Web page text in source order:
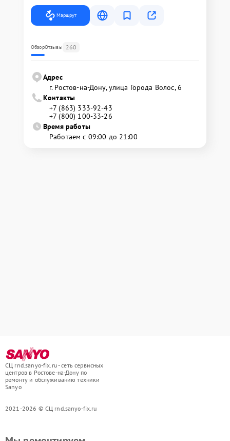
Маршрут
ОбзорОтзывы 260
Адрес
г. Ростов-на-Дону, улица Города Волос, 6
Контакты
+7 (863) 333-92-43
+7 (800) 100-33-26
Время работы
Работаем с 09:00 до 21:00
СЦ rnd.sanyo-fix.ru - сеть сервисных
центров в Ростове-на-Дону по
ремонту и обслуживанию техники
Sanyo
2021-2026 © СЦ rnd.sanyo-fix.ru